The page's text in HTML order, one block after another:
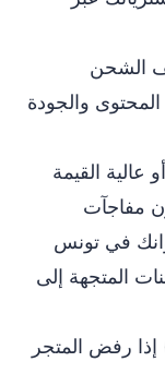
الشحن
والجودة
عالية القيمة
مفاجآت
في تونس
المتجهة إلى
إذا رفض المتجر